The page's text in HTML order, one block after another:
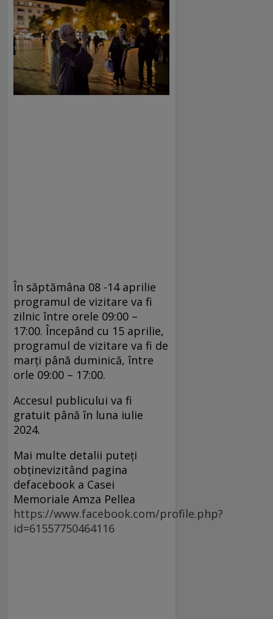
În săptămâna 08 -14 aprilie
programul de vizitare va fi
zilnic între orele 09:00 –
17:00. Începând cu 15 aprilie,
programul de vizitare va fi de
marți până duminică, între
orle 09:00 – 17:00.
Accesul publicului va fi
gratuit până în luna iulie
2024.
Mai multe detalii puteți
obținevizitând pagina
defacebook a Casei
Memoriale Amza Pellea
https://www.facebook.com/profile.php?
id=61557750464116